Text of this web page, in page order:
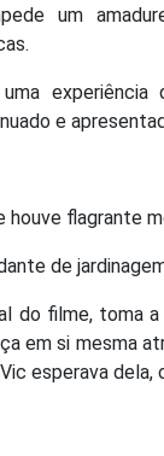
um
e
houve flagrante
de
do filme, toma
em si mesma
esperava dela,